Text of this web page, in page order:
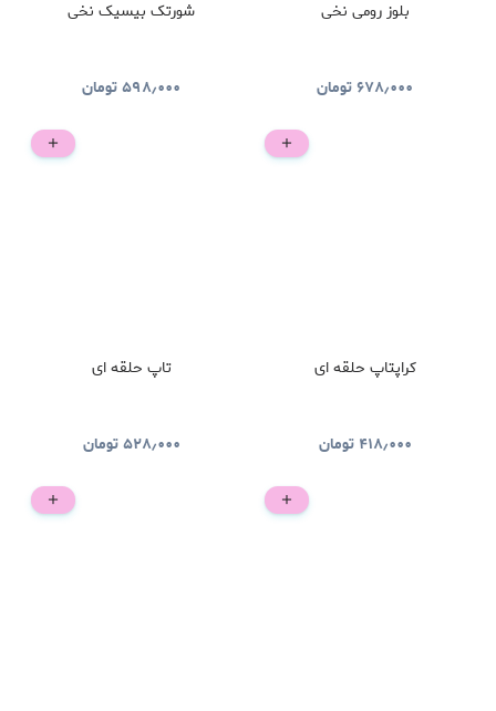
بلوز رومی نخی
۶۷۸٫۰۰۰تومان
شورتک بیسیک نخی
۵۹۸٫۰۰۰تومان
کراپتاپ حلقه ای
۴۱۸٫۰۰۰ تومان
تاپ حلقه ای
۵۲۸٫۰۰۰تومان